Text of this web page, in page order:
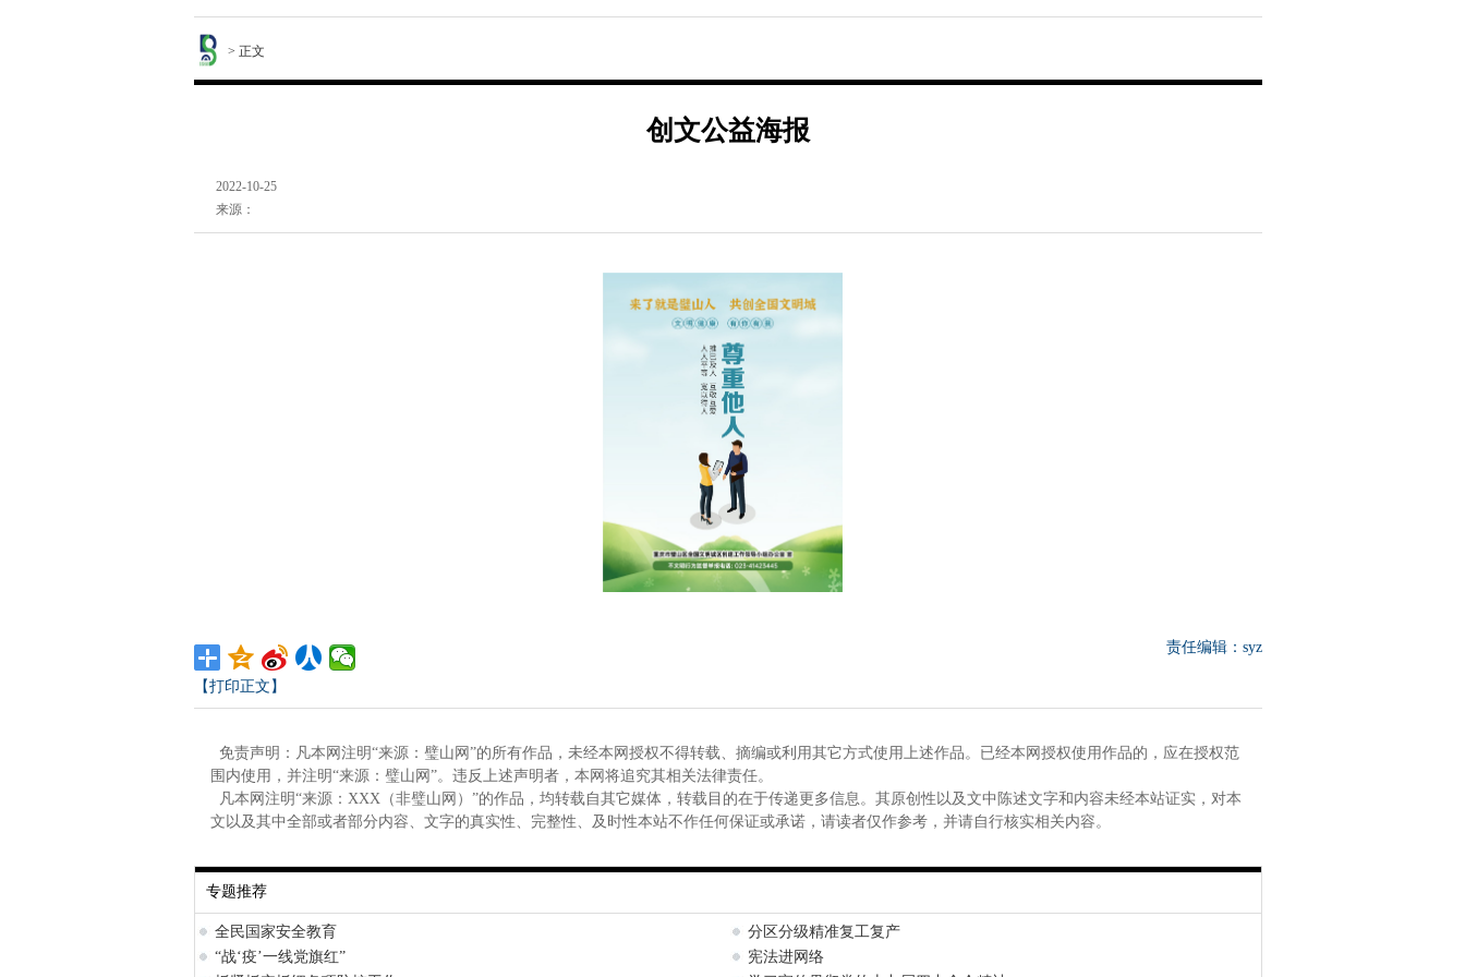
> 正文
创文公益海报
2022-10-25
来源：
【打印正文】
责任编辑：syz
免责声明：凡本网注明“来源：璧山网”的所有作品，未经本网授权不得转载、摘编或利用其它方式使用上述作品。已经本网授权使用作品的，应在授权范
围内使用，并注明“来源：璧山网”。违反上述声明者，本网将追究其相关法律责任。
凡本网注明“来源：XXX（非璧山网）”的作品，均转载自其它媒体，转载目的在于传递更多信息。其原创性以及文中陈述文字和内容未经本站证实，对本
文以及其中全部或者部分内容、文字的真实性、完整性、及时性本站不作任何保证或承诺，请读者仅作参考，并请自行核实相关内容。
专题推荐
全民国家安全教育
“战‘疫’一线党旗红”
分区分级精准复工复产
宪法进网络